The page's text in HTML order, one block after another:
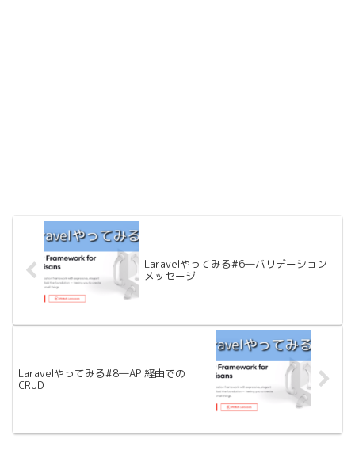
Laravelやってみる#6―バリデーション
メッセージ
Laravelやってみる#8―API経由での
CRUD